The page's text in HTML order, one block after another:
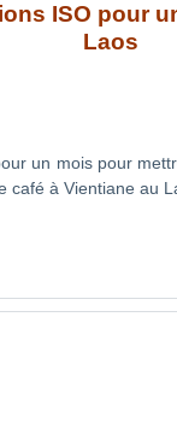
ISO pour
Laos
un mois pour
café à Vientiane au